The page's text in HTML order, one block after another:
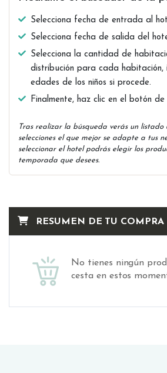
Selecciona fecha de entrada al
Selecciona fecha de salida del
Selecciona la cantidad de
distribución para cada habitación,
edades de los niños si procede.
Finalmente, haz clic en el botón de
Tras realizar la búsqueda verás un
selecciones el que mejor se adapte a tus
seleccionar el hotel podrás elegir los
temporada que desees.
RESUMEN DE TU COMPRA
No tienes ningún
cesta en estos